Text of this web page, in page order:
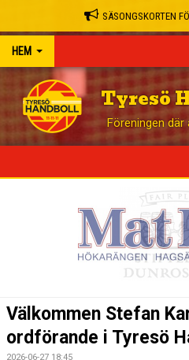
SÄSONGSKORTEN
HEM
Tyresö
Föreningen där
OM KLUBBEN
Välkommen Stefan
ordförande i Tyresö
2026-06-27 18:45